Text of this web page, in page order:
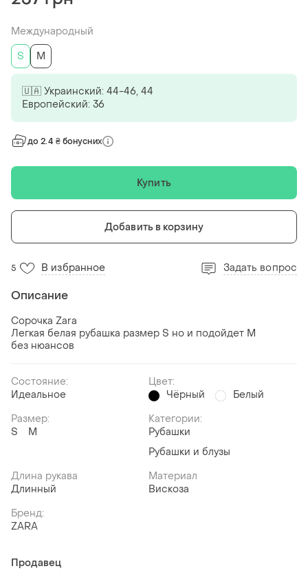
Международный
S
M
🇺🇦 Украинский: 44-46, 44
Европейский: 36
до 2.4 ₴ бонусних
Купить
Добавить в корзину
5 В избранное Задать вопрос
Описание
Сорочка Zara
Легкая белая рубашка размер S но и подойдет М
без нюансов
Состояние:
Идеальное
Цвет:
Чёрный
Белый
Размер:
S
M
Категории:
Рубашки
Рубашки и блузы
Длина рукава
Длинный
Материал
Вискоза
Бренд:
ZARA
Продавец